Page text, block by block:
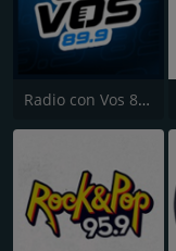
Radio con Vos 89.9 FM